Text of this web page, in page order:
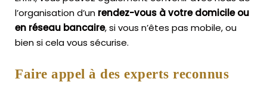
l’organisation d’un rendez-vous à votre domicile ou
en réseau bancaire, si vous n’êtes pas mobile, ou
bien si cela vous sécurise.
Faire appel à des experts reconnus